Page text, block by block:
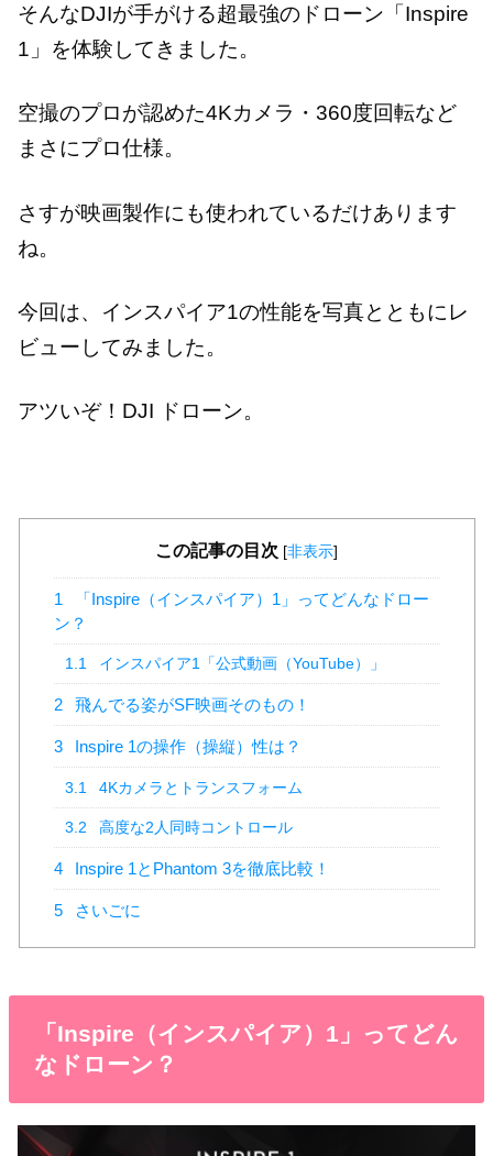
そんなDJIが手がける超最強のドローン「Inspire
1」を体験してきました。
空撮のプロが認めた4Kカメラ・360度回転など
まさにプロ仕様。
さすが映画製作にも使われているだけあります
ね。
今回は、インスパイア1の性能を写真とともにレ
ビューしてみました。
アツいぞ！DJI ドローン。
この記事の目次 [非表示]
1
「Inspire（インスパイア）1」ってどんなドロー
ン？
1.1 インスパイア1「公式動画（YouTube）」
2 飛んでる姿がSF映画そのもの！
3 Inspire 1の操作（操縦）性は？
3.1 4Kカメラとトランスフォーム
3.2 高度な2人同時コントロール
4 Inspire 1とPhantom 3を徹底比較！
5 さいごに
「Inspire（インスパイア）1」ってどん
なドローン？